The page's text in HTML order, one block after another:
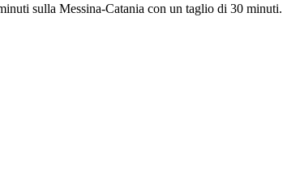
sulla Messina-Catania con un taglio di 30 minuti.